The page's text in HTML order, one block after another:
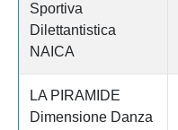
Sportiva
Dilettantistica
NAICA
LA PIRAMIDE
Dimensione Danza